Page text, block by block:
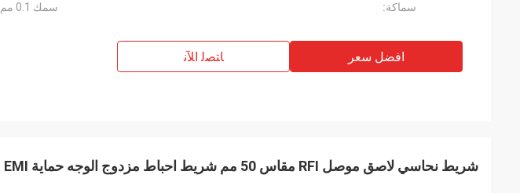
سماكة:
سمك 0.1 مم
افضل سعر ﺎﺘﺼﻟ ﺍﻶﻧ
شريط نحاسي لاصق موصل RFI مقاس 50 مم شريط احباط مزدوج الوجه حماية EMI